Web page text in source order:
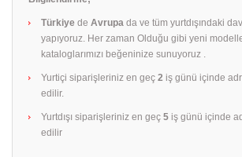
Türkiye de Avrupa da ve tüm yurtdışındaki
yapıyoruz. Her zaman Olduğu gibi yeni
kataloglarımızı beğeninize sunuyoruz .
Yurtiçi siparişleriniz en geç 2 iş günü içinde
edilir.
Yurtdışı siparişleriniz en geç 5 iş günü içinde
edilir